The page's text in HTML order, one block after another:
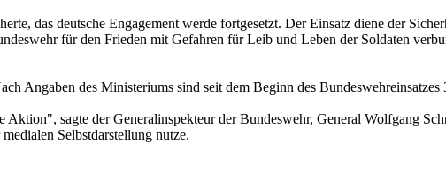
das deutsche Engagement werde fortgesetzt. Der Einsatz diene der
für den Frieden mit Gefahren für Leib und Leben der Soldaten
Angaben des Ministeriums sind seit dem Beginn des Bundeswehreinsatzes
sagte der Generalinspekteur der Bundeswehr, General Wolfgang
Selbstdarstellung nutze.